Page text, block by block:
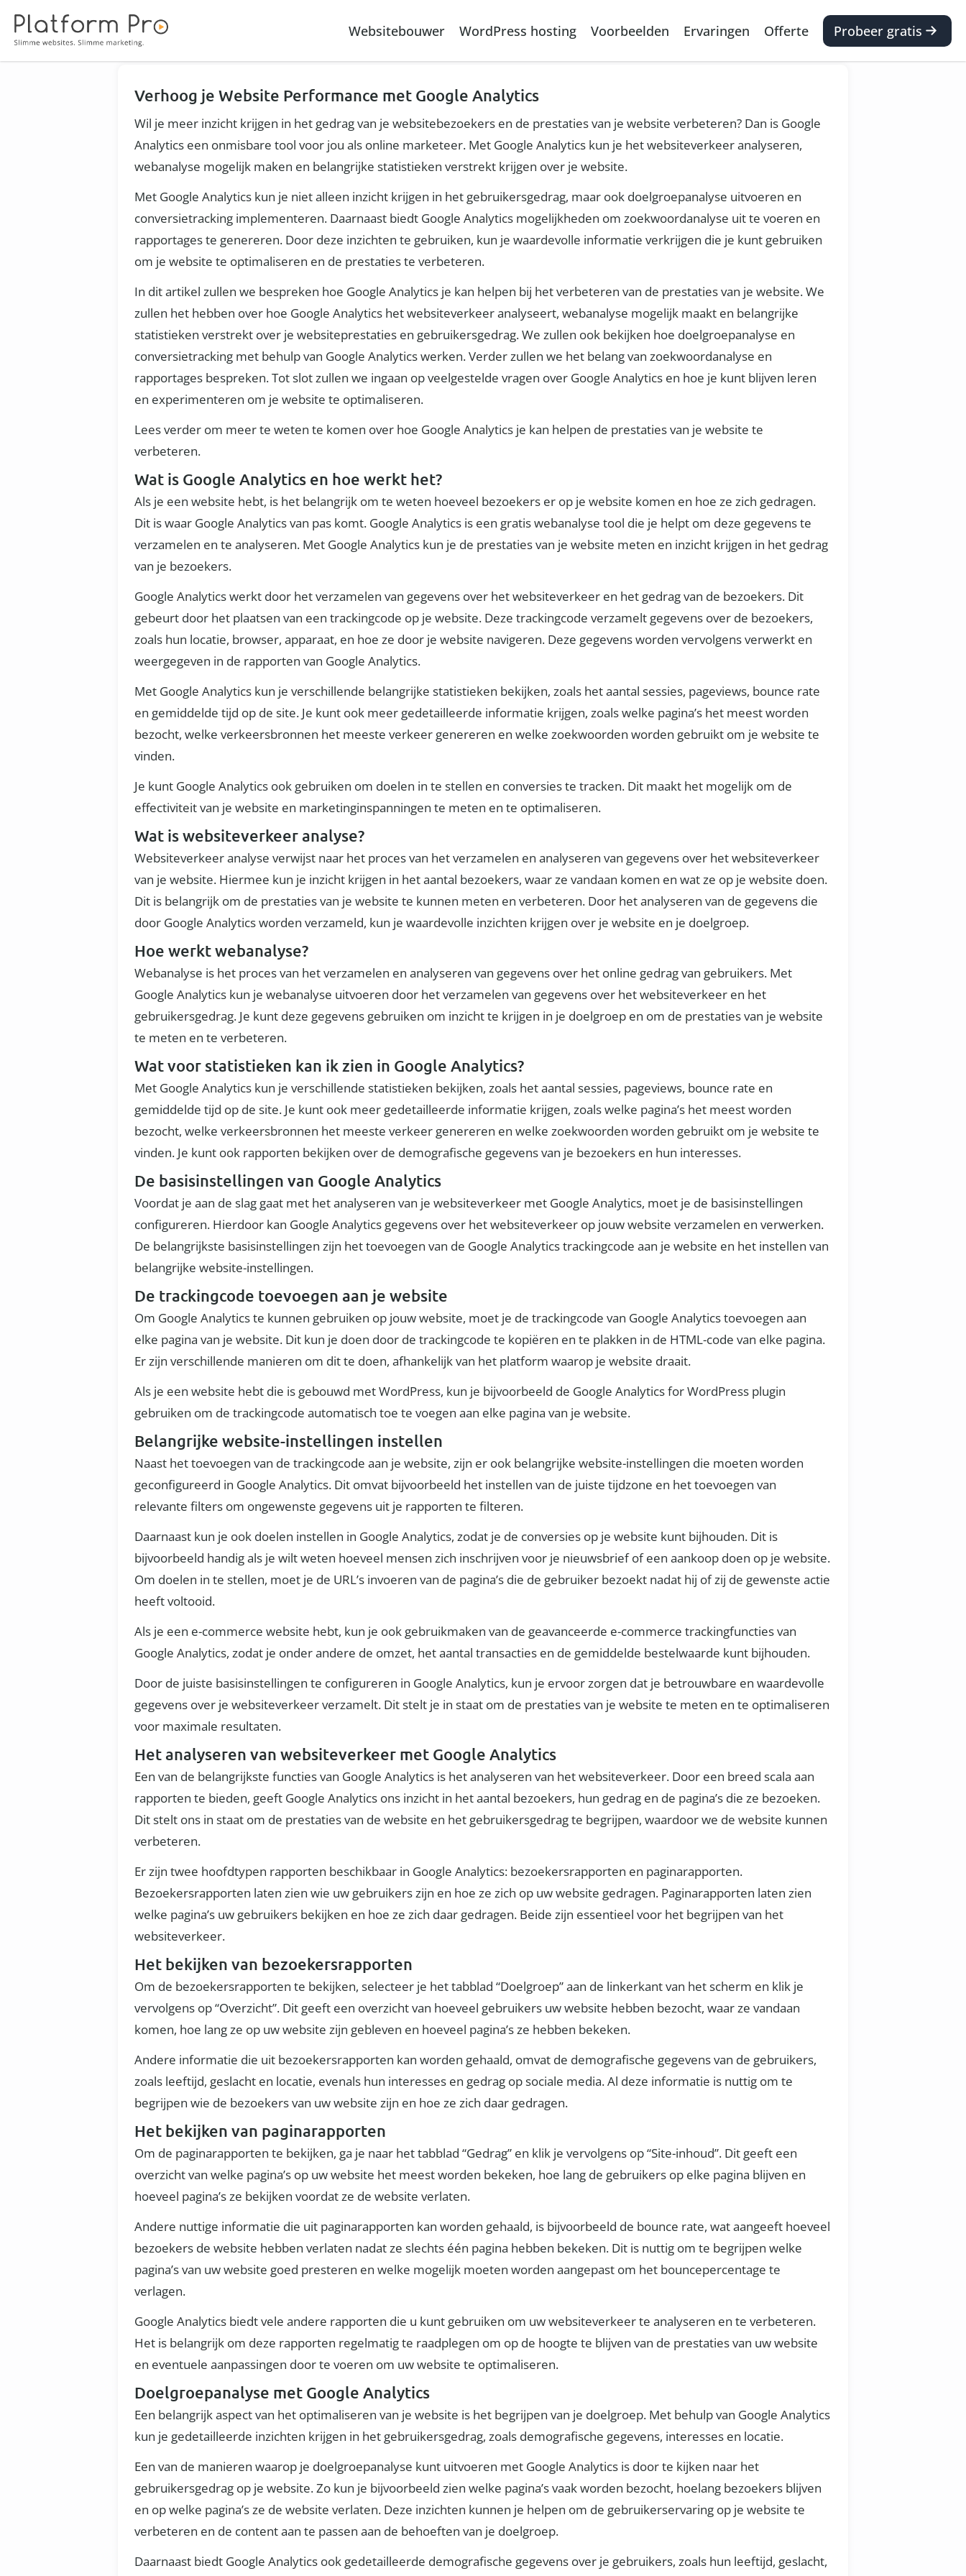
Websitebouwer WordPress hosting Voorbeelden Ervaringen Offerte Probeer gratis
Verhoog je Website Performance met Google Analytics
Wil je meer inzicht krijgen in het gedrag van je websitebezoekers en de prestaties van je website verbeteren? Dan is Google
Analytics een onmisbare tool voor jou als online marketeer. Met Google Analytics kun je het websiteverkeer analyseren,
webanalyse mogelijk maken en belangrijke statistieken verstrekt krijgen over je website.
Met Google Analytics kun je niet alleen inzicht krijgen in het gebruikersgedrag, maar ook doelgroepanalyse uitvoeren en
conversietracking implementeren. Daarnaast biedt Google Analytics mogelijkheden om zoekwoordanalyse uit te voeren en
rapportages te genereren. Door deze inzichten te gebruiken, kun je waardevolle informatie verkrijgen die je kunt gebruiken
om je website te optimaliseren en de prestaties te verbeteren.
In dit artikel zullen we bespreken hoe Google Analytics je kan helpen bij het verbeteren van de prestaties van je website. We
zullen het hebben over hoe Google Analytics het websiteverkeer analyseert, webanalyse mogelijk maakt en belangrijke
statistieken verstrekt over je websiteprestaties en gebruikersgedrag. We zullen ook bekijken hoe doelgroepanalyse en
conversietracking met behulp van Google Analytics werken. Verder zullen we het belang van zoekwoordanalyse en
rapportages bespreken. Tot slot zullen we ingaan op veelgestelde vragen over Google Analytics en hoe je kunt blijven leren
en experimenteren om je website te optimaliseren.
Lees verder om meer te weten te komen over hoe Google Analytics je kan helpen de prestaties van je website te
verbeteren.
Wat is Google Analytics en hoe werkt het?
Als je een website hebt, is het belangrijk om te weten hoeveel bezoekers er op je website komen en hoe ze zich gedragen.
Dit is waar Google Analytics van pas komt. Google Analytics is een gratis webanalyse tool die je helpt om deze gegevens te
verzamelen en te analyseren. Met Google Analytics kun je de prestaties van je website meten en inzicht krijgen in het gedrag
van je bezoekers.
Google Analytics werkt door het verzamelen van gegevens over het websiteverkeer en het gedrag van de bezoekers. Dit
gebeurt door het plaatsen van een trackingcode op je website. Deze trackingcode verzamelt gegevens over de bezoekers,
zoals hun locatie, browser, apparaat, en hoe ze door je website navigeren. Deze gegevens worden vervolgens verwerkt en
weergegeven in de rapporten van Google Analytics.
Met Google Analytics kun je verschillende belangrijke statistieken bekijken, zoals het aantal sessies, pageviews, bounce rate
en gemiddelde tijd op de site. Je kunt ook meer gedetailleerde informatie krijgen, zoals welke pagina’s het meest worden
bezocht, welke verkeersbronnen het meeste verkeer genereren en welke zoekwoorden worden gebruikt om je website te
vinden.
Je kunt Google Analytics ook gebruiken om doelen in te stellen en conversies te tracken. Dit maakt het mogelijk om de
effectiviteit van je website en marketinginspanningen te meten en te optimaliseren.
Wat is websiteverkeer analyse?
Websiteverkeer analyse verwijst naar het proces van het verzamelen en analyseren van gegevens over het websiteverkeer
van je website. Hiermee kun je inzicht krijgen in het aantal bezoekers, waar ze vandaan komen en wat ze op je website doen.
Dit is belangrijk om de prestaties van je website te kunnen meten en verbeteren. Door het analyseren van de gegevens die
door Google Analytics worden verzameld, kun je waardevolle inzichten krijgen over je website en je doelgroep.
Hoe werkt webanalyse?
Webanalyse is het proces van het verzamelen en analyseren van gegevens over het online gedrag van gebruikers. Met
Google Analytics kun je webanalyse uitvoeren door het verzamelen van gegevens over het websiteverkeer en het
gebruikersgedrag. Je kunt deze gegevens gebruiken om inzicht te krijgen in je doelgroep en om de prestaties van je website
te meten en te verbeteren.
Wat voor statistieken kan ik zien in Google Analytics?
Met Google Analytics kun je verschillende statistieken bekijken, zoals het aantal sessies, pageviews, bounce rate en
gemiddelde tijd op de site. Je kunt ook meer gedetailleerde informatie krijgen, zoals welke pagina’s het meest worden
bezocht, welke verkeersbronnen het meeste verkeer genereren en welke zoekwoorden worden gebruikt om je website te
vinden. Je kunt ook rapporten bekijken over de demografische gegevens van je bezoekers en hun interesses.
De basisinstellingen van Google Analytics
Voordat je aan de slag gaat met het analyseren van je websiteverkeer met Google Analytics, moet je de basisinstellingen
configureren. Hierdoor kan Google Analytics gegevens over het websiteverkeer op jouw website verzamelen en verwerken.
De belangrijkste basisinstellingen zijn het toevoegen van de Google Analytics trackingcode aan je website en het instellen van
belangrijke website-instellingen.
De trackingcode toevoegen aan je website
Om Google Analytics te kunnen gebruiken op jouw website, moet je de trackingcode van Google Analytics toevoegen aan
elke pagina van je website. Dit kun je doen door de trackingcode te kopiëren en te plakken in de HTML-code van elke pagina.
Er zijn verschillende manieren om dit te doen, afhankelijk van het platform waarop je website draait.
Als je een website hebt die is gebouwd met WordPress, kun je bijvoorbeeld de Google Analytics for WordPress plugin
gebruiken om de trackingcode automatisch toe te voegen aan elke pagina van je website.
Belangrijke website-instellingen instellen
Naast het toevoegen van de trackingcode aan je website, zijn er ook belangrijke website-instellingen die moeten worden
geconfigureerd in Google Analytics. Dit omvat bijvoorbeeld het instellen van de juiste tijdzone en het toevoegen van
relevante filters om ongewenste gegevens uit je rapporten te filteren.
Daarnaast kun je ook doelen instellen in Google Analytics, zodat je de conversies op je website kunt bijhouden. Dit is
bijvoorbeeld handig als je wilt weten hoeveel mensen zich inschrijven voor je nieuwsbrief of een aankoop doen op je website.
Om doelen in te stellen, moet je de URL’s invoeren van de pagina’s die de gebruiker bezoekt nadat hij of zij de gewenste actie
heeft voltooid.
Als je een e-commerce website hebt, kun je ook gebruikmaken van de geavanceerde e-commerce trackingfuncties van
Google Analytics, zodat je onder andere de omzet, het aantal transacties en de gemiddelde bestelwaarde kunt bijhouden.
Door de juiste basisinstellingen te configureren in Google Analytics, kun je ervoor zorgen dat je betrouwbare en waardevolle
gegevens over je websiteverkeer verzamelt. Dit stelt je in staat om de prestaties van je website te meten en te optimaliseren
voor maximale resultaten.
Het analyseren van websiteverkeer met Google Analytics
Een van de belangrijkste functies van Google Analytics is het analyseren van het websiteverkeer. Door een breed scala aan
rapporten te bieden, geeft Google Analytics ons inzicht in het aantal bezoekers, hun gedrag en de pagina’s die ze bezoeken.
Dit stelt ons in staat om de prestaties van de website en het gebruikersgedrag te begrijpen, waardoor we de website kunnen
verbeteren.
Er zijn twee hoofdtypen rapporten beschikbaar in Google Analytics: bezoekersrapporten en paginarapporten.
Bezoekersrapporten laten zien wie uw gebruikers zijn en hoe ze zich op uw website gedragen. Paginarapporten laten zien
welke pagina’s uw gebruikers bekijken en hoe ze zich daar gedragen. Beide zijn essentieel voor het begrijpen van het
websiteverkeer.
Het bekijken van bezoekersrapporten
Om de bezoekersrapporten te bekijken, selecteer je het tabblad “Doelgroep” aan de linkerkant van het scherm en klik je
vervolgens op “Overzicht”. Dit geeft een overzicht van hoeveel gebruikers uw website hebben bezocht, waar ze vandaan
komen, hoe lang ze op uw website zijn gebleven en hoeveel pagina’s ze hebben bekeken.
Andere informatie die uit bezoekersrapporten kan worden gehaald, omvat de demografische gegevens van de gebruikers,
zoals leeftijd, geslacht en locatie, evenals hun interesses en gedrag op sociale media. Al deze informatie is nuttig om te
begrijpen wie de bezoekers van uw website zijn en hoe ze zich daar gedragen.
Het bekijken van paginarapporten
Om de paginarapporten te bekijken, ga je naar het tabblad “Gedrag” en klik je vervolgens op “Site-inhoud”. Dit geeft een
overzicht van welke pagina’s op uw website het meest worden bekeken, hoe lang de gebruikers op elke pagina blijven en
hoeveel pagina’s ze bekijken voordat ze de website verlaten.
Andere nuttige informatie die uit paginarapporten kan worden gehaald, is bijvoorbeeld de bounce rate, wat aangeeft hoeveel
bezoekers de website hebben verlaten nadat ze slechts één pagina hebben bekeken. Dit is nuttig om te begrijpen welke
pagina’s van uw website goed presteren en welke mogelijk moeten worden aangepast om het bouncepercentage te
verlagen.
Google Analytics biedt vele andere rapporten die u kunt gebruiken om uw websiteverkeer te analyseren en te verbeteren.
Het is belangrijk om deze rapporten regelmatig te raadplegen om op de hoogte te blijven van de prestaties van uw website
en eventuele aanpassingen door te voeren om uw website te optimaliseren.
Doelgroepanalyse met Google Analytics
Een belangrijk aspect van het optimaliseren van je website is het begrijpen van je doelgroep. Met behulp van Google Analytics
kun je gedetailleerde inzichten krijgen in het gebruikersgedrag, zoals demografische gegevens, interesses en locatie.
Een van de manieren waarop je doelgroepanalyse kunt uitvoeren met Google Analytics is door te kijken naar het
gebruikersgedrag op je website. Zo kun je bijvoorbeeld zien welke pagina’s vaak worden bezocht, hoelang bezoekers blijven
en op welke pagina’s ze de website verlaten. Deze inzichten kunnen je helpen om de gebruikerservaring op je website te
verbeteren en de content aan te passen aan de behoeften van je doelgroep.
Daarnaast biedt Google Analytics ook gedetailleerde demografische gegevens over je gebruikers, zoals hun leeftijd, geslacht,